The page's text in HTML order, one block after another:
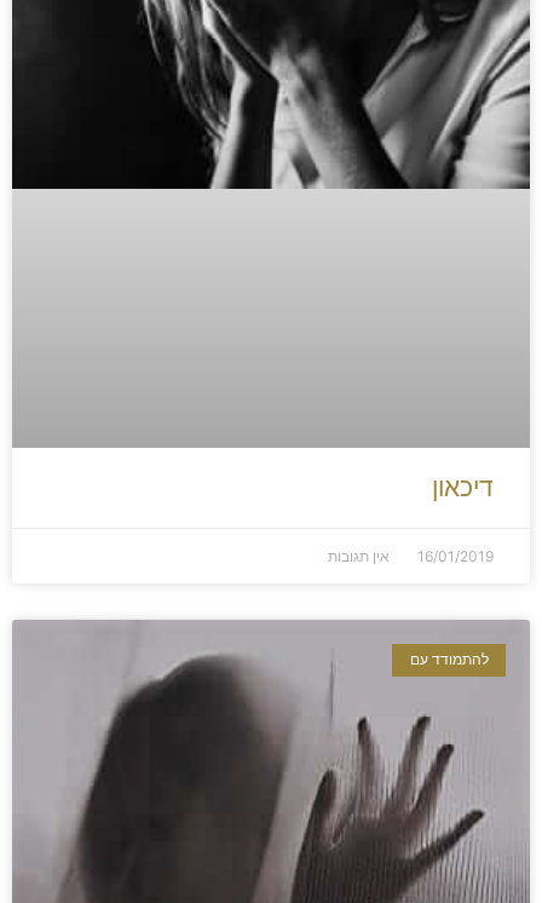
דיכאון
16/01/2019 אין תגובות
להתמודד עם